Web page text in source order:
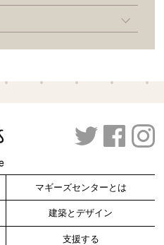
マギーズセンターとは
建築とデザイン
支援する